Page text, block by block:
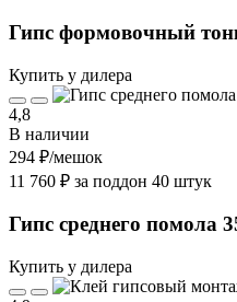
Гипс формовочный
Купить у дилера
4,8
В наличии
294 ₽/мешок
11 760 ₽ за поддон 40 штук
Гипс среднего помола
Купить у дилера